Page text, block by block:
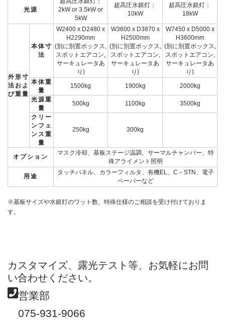
光源
2kW or 3.5kW or
5kW
超高圧水銀灯：
10kW
超高圧水銀灯：
18kW
外形寸
法およ
び重量
本体寸
法
W2400 x D2480 x
H2290mm
(別に別置ボックス,
スポットエアコン,
サーキュレータあ
り)
W3600 x D3870 x
H2500mm
(別に別置ボックス,
スポットエアコン,
サーキュレータあ
り)
W7450 x D5000 x
H3600mm
(別に別置ボックス,
スポットエアコン,
サーキュレータあ
り)
本体重
量
1500kg 1900kg
2000kg
光源重
量
500kg 1100kg
3500kg
クリー
ンフェ
ンス重
量
250kg 300kg
オプション
マスク冷却、基板ステージ温調、サーマルチャンバー、特
殊アライメント照明
用途
タッチパネル、カラーフィルタ、有機EL、C－STN、電子
ペーパーなど
※基板サイズや水銀灯のワット数、特殊仕様のご相談を受け付けておりま
す。
カスタマイズ、露光テスト等、お気軽にお問
い合わせください。
営業部
075-931-9066